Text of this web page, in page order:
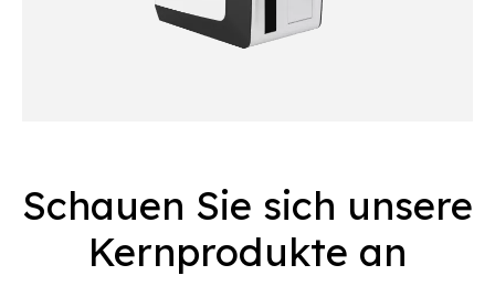
Schauen Sie sich unsere
Kernprodukte an